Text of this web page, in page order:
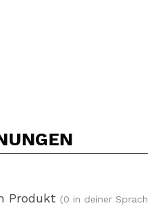
Produkt (0 in deiner